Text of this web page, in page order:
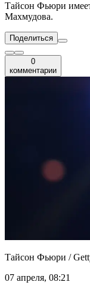
Тайсон Фьюри
Махмудова.
Поделиться
0
комментарии
Тайсон Фьюри /
07 апреля, 08:21